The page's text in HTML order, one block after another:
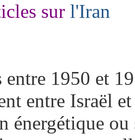
sur l'Iran
entre 1950 et
entre Israël
énergétique